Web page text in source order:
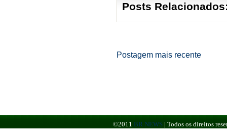
Posts
Postagem mais recente
©2011 BR NEWS | Todos os direitos